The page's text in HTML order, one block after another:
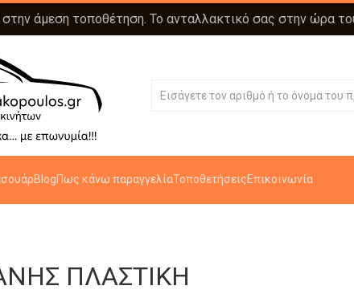
άμεση τοποθέτηση. Το ανταλλακτικό σας στην ώρα
BlogΠως κάνω παραγγελίαΤοποθετήσειςΕπικοινωνία
ΠΛΑΣΤΙΚΗ